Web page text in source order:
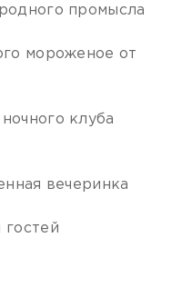
промысла
мороженое от
клуба
вечеринка